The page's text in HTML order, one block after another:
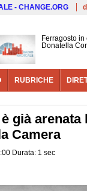
- CHANGE.ORG
Ferragosto
Donatella
RUBRICHE
già
Camera
Durata: 1 sec